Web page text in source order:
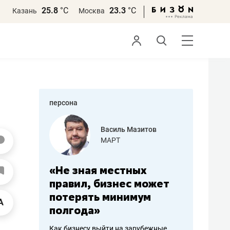
Казань 25.8 °С Москва 23.3 °С
персона
Роман Ободец
«Готовые решения»
«Мне лучше
не заработать вообще,
чем потерять
репутацию»